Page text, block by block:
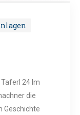
24 Im
die
Geschichte